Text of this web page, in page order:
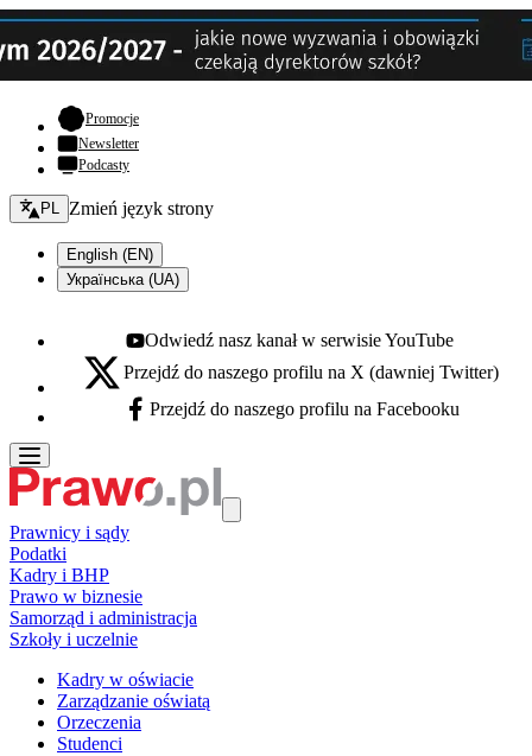
Promocje- otwiera się w nowej karcie
Newsletter
Podcasty
Zmień język - bieżący:
PL Zmień język strony
English (EN)
Українська (UA)
Youtube - otwiera się w nowej karcie
Odwiedź nasz kanał w serwisie YouTube
X - otwiera się w nowej karcie
Przejdź do naszego profilu na X (dawniej Twitter)
Facebook - otwiera się w nowej karcie
Przejdź do naszego profilu na Facebooku
Prawnicy i sądy
Podatki
Kadry i BHP
Prawo w biznesie
Samorząd i administracja
Szkoły i uczelnie
Kadry w oświacie
Zarządzanie oświatą
Orzeczenia
Studenci